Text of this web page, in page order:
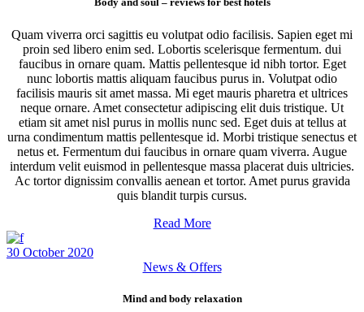
Quam viverra orci sagittis eu volutpat odio facilisis. Sapien eget mi
proin sed libero enim sed. Lobortis scelerisque fermentum. dui
faucibus in ornare quam. Mattis pellentesque id nibh tortor. Eget
nunc lobortis mattis aliquam faucibus purus in. Volutpat odio
facilisis mauris sit amet massa. Mi eget mauris pharetra et ultrices
neque ornare. Amet consectetur adipiscing elit duis tristique. Ut
etiam sit amet nisl purus in mollis nunc sed. Eget duis at tellus at
urna condimentum mattis pellentesque id. Morbi tristique senectus et
netus et. Fermentum dui faucibus in ornare quam viverra. Augue
interdum velit euismod in pellentesque massa placerat duis ultricies.
Ac tortor dignissim convallis aenean et tortor. Amet purus gravida
quis blandit turpis cursus.
Read More
30 October 2020
News & Offers
Mind and body relaxation